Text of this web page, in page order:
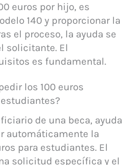
euros por hijo, es
140 y proporcionar la
el proceso, la ayuda se
solicitante. El
es fundamental.
los 100 euros
de una beca, ayuda
automáticamente la
para estudiantes. El
solicitud específica y el